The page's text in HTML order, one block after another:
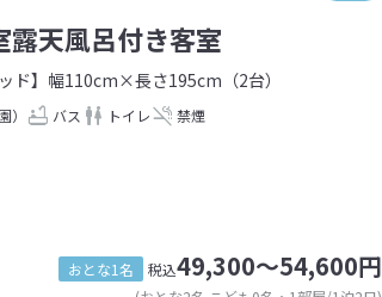
露天風呂付き客室
ッド】幅110cm×長さ195cm（2台）
） バス トイレ 禁煙
おとな1名 税込49,300～54,600円